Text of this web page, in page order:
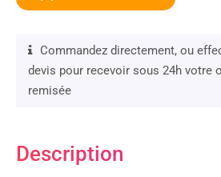
Commandez directement, ou
devis pour recevoir sous 24h votre
remisée
Description